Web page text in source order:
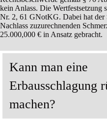
kein Anlass. Die Wertfestsetzung
Nr. 2, 61 GNotKG. Dabei hat der
Nachlass zuzurechnenden
25.000,000 € in Ansatz gebracht.
Kann man eine
Erbausschlagung
machen?